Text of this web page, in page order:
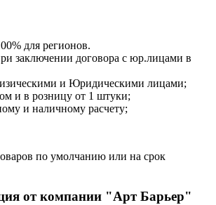
для регионов.
заключении договора с юр.лицами в
и Юридическими лицами;
и в розницу от 1 штуки;
и наличному расчету;
по умолчанию или на срок
от компании "Арт Барьер"